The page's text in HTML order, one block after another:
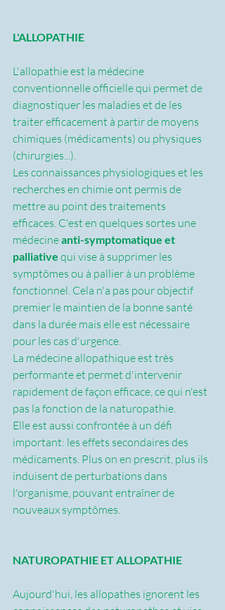
L'ALLOPATHIE
L'allopathie est la médecine
conventionnelle officielle qui permet de
diagnostiquer les maladies et de les
traiter efficacement à partir de moyens
chimiques (médicaments) ou physiques
(chirurgies...).
Les connaissances physiologiques et les
recherches en chimie ont permis de
mettre au point des traitements
efficaces. C'est en quelques sortes une
médecine anti-symptomatique et
palliative qui vise à supprimer les
symptômes ou à pallier à un problème
fonctionnel. Cela n'a pas pour objectif
premier le maintien de la bonne santé
dans la durée mais elle est nécessaire
pour les cas d'urgence.
La médecine allopathique est très
performante et permet d'intervenir
rapidement de façon efficace, ce qui n'est
pas la fonction de la naturopathie.
Elle est aussi confrontée à un défi
important: les effets secondaires des
médicaments. Plus on en prescrit, plus ils
induisent de perturbations dans
l'organisme, pouvant entraîner de
nouveaux symptômes.
NATUROPATHIE ET ALLOPATHIE
Aujourd'hui, les allopathes ignorent les